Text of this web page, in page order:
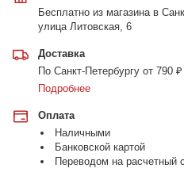
Бесплатно из магазина в
улица Литовская, 6
Доставка
По Санкт-Петербургу от 790 ₽
Подробнее
Оплата
Наличными
Банковской картой
Переводом на расчетный